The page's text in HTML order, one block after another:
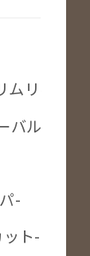
リペアス
ルミルボ
-
- ト-